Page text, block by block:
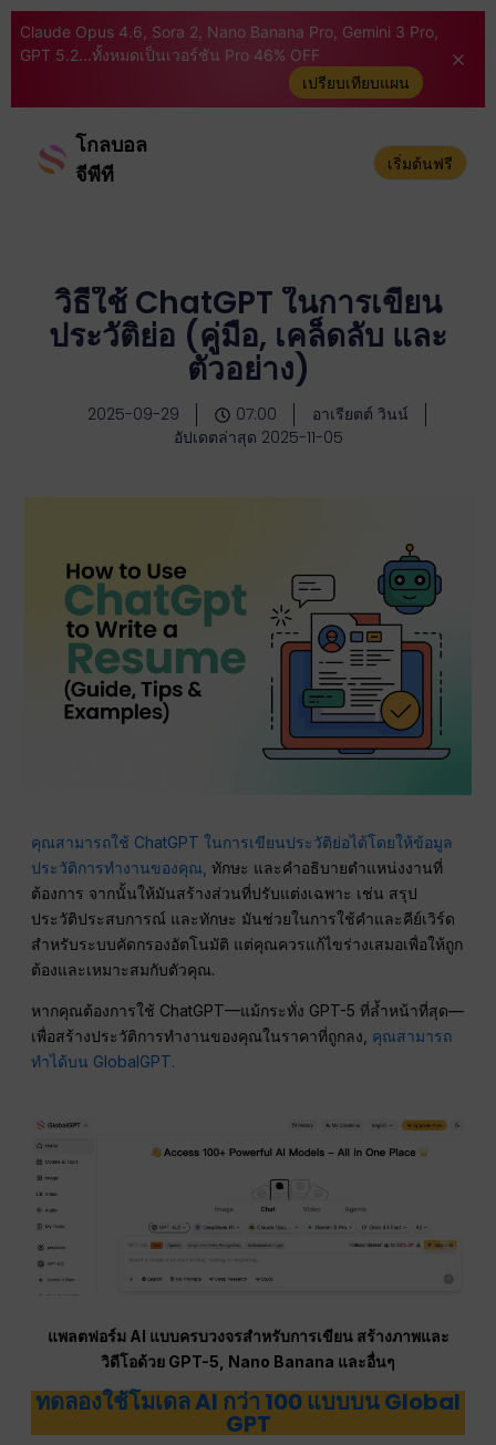
Claude Opus 4.6, Sora 2, Nano Banana Pro, Gemini 3 Pro,
GPT 5.2...ทั้งหมดเป็นเวอร์ชัน Pro 46% OFF
เปรียบเทียบแผน
โกลบอล
จีพีที
เริ่มต้นฟรี
วิธีใช้ ChatGPT ในการเขียน
ประวัติย่อ (คู่มือ, เคล็ดลับ และ
ตัวอย่าง)
2025-09-29 07:00
อาเรียตต์ วินน์
อัปเดตล่าสุด 2025-11-05
คุณสามารถใช้ ChatGPT ในการเขียนประวัติย่อได้โดยให้ข้อมูล
ประวัติการทำงานของคุณ, ทักษะ และคำอธิบายตำแหน่งงานที่
ต้องการ จากนั้นให้มันสร้างส่วนที่ปรับแต่งเฉพาะ เช่น สรุป
ประวัติประสบการณ์ และทักษะ มันช่วยในการใช้คำและคีย์เวิร์ด
สำหรับระบบคัดกรองอัตโนมัติ แต่คุณควรแก้ไขร่างเสมอเพื่อให้ถูก
ต้องและเหมาะสมกับตัวคุณ.
หากคุณต้องการใช้ ChatGPT—แม้กระทั่ง GPT-5 ที่ล้ำหน้าที่สุด—
เพื่อสร้างประวัติการทำงานของคุณในราคาที่ถูกลง, คุณสามารถ
ทำได้บน GlobalGPT.
แพลตฟอร์ม AI แบบครบวงจรสำหรับการเขียน สร้างภาพและ
วิดีโอด้วย GPT-5, Nano Banana และอื่นๆ
ทดลองใช้โมเดล AI กว่า 100 แบบบน Global
GPT